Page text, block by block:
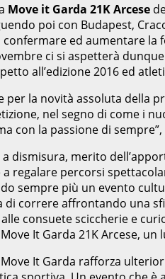
Move it Garda 21K Arcese
poi con Budapest,
ed aumentare
ci si aspetterà
all’edizione 2016 ed
la novità assoluta della
nel segno di come i
con la passione di
dismisura, merito
a regalare percorsi
sempre più un evento
di correre affrontando una
consuete sciccherie e
It Garda 21K Arcese,
It Garda rafforza